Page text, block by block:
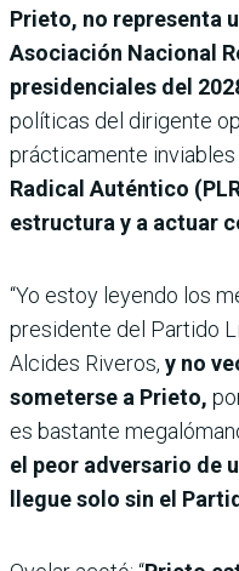
Prieto, no representa
Asociación Nacional
presidenciales del
políticas del dirigente
prácticamente inviables
Radical Auténtico
estructura y a actuar
“Yo estoy leyendo los
presidente del Partido
Alcides Riveros, y no
someterse a Prieto,
es bastante
el peor adversario de
llegue solo sin el